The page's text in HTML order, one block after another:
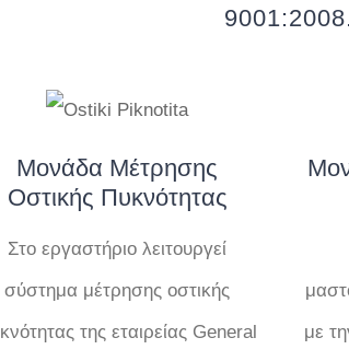
9001:2008.
Μονάδα Μέτρησης
Οστικής Πυκνότητας
Στο εργαστήριο λειτουργεί
σύστημα μέτρησης οστικής
της εταιρείας General
με